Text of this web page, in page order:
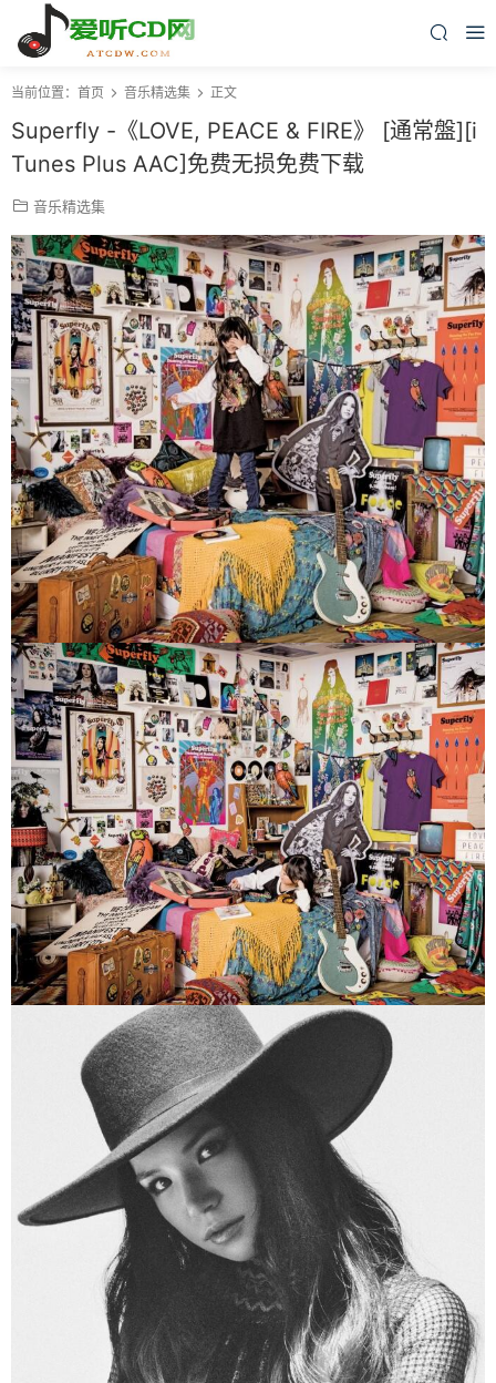
当前位置： 首页 音乐精选集 正文
Superfly -《LOVE, PEACE & FIRE》 [通常盤][i
Tunes Plus AAC]免费无损免费下载
音乐精选集